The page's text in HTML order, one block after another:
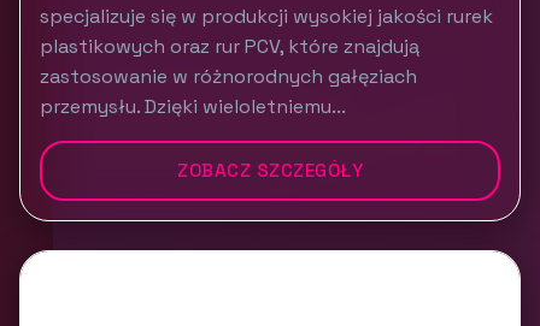
specjalizuje się w produkcji wysokiej jakości rurek
plastikowych oraz rur PCV, które znajdują
zastosowanie w różnorodnych gałęziach
przemysłu. Dzięki wieloletniemu...
ZOBACZ SZCZEGÓŁY